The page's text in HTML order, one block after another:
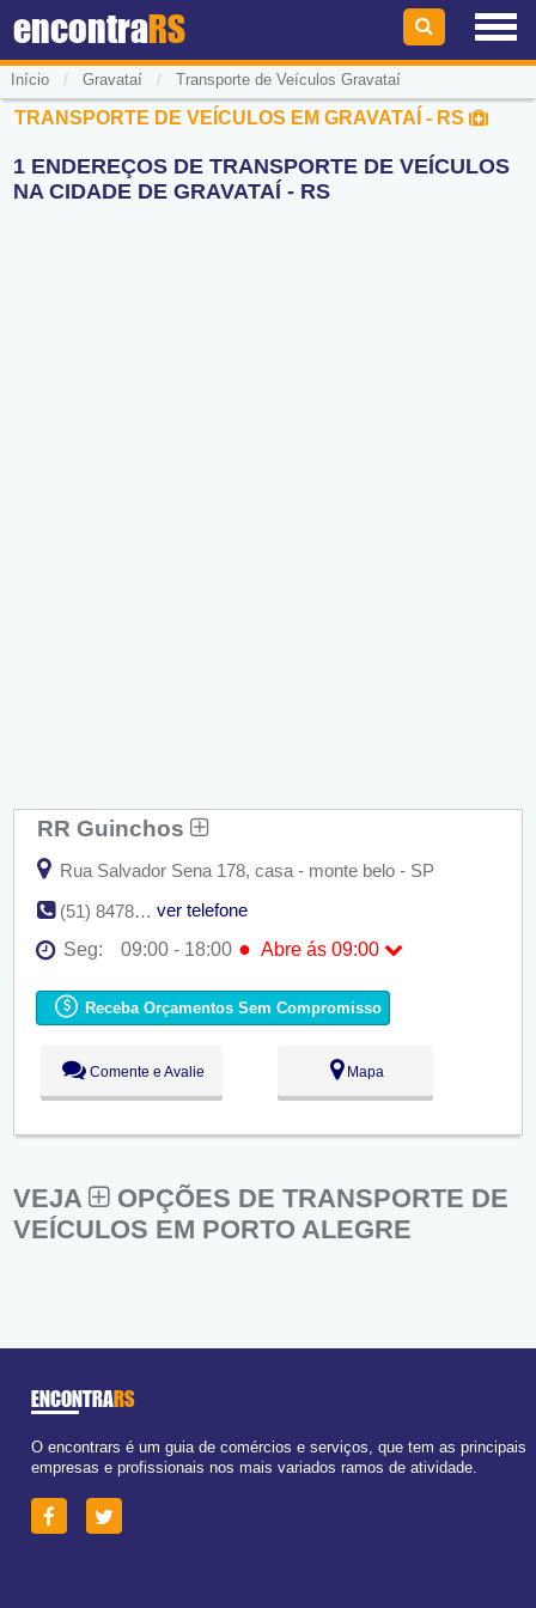
encontraRS
Início / Gravataí / Transporte de Veículos Gravataí
TRANSPORTE DE VEÍCULOS EM GRAVATAÍ - RS
1 ENDEREÇOS DE TRANSPORTE DE VEÍCULOS
NA CIDADE DE GRAVATAÍ - RS
RR Guinchos
Rua Salvador Sena 178, casa - monte belo - SP
(51) 8478-3232 | (51) 9149-4997
ver telefone
Seg:
09:00 - 18:00 ● Abre ás 09:00
Ter:
09:00 - 18:00
Qua:
09:00 - 18:00
Sex:
09:00 - 18:00
Receba Orçamentos Sem Compromisso
Comente e Avalie Mapa
VEJA
OPÇÕES DE TRANSPORTE DE
VEÍCULOS EM PORTO ALEGRE
ENCONTRARS
O encontrars é um guia de comércios e serviços, que tem as principais
empresas e profissionais nos mais variados ramos de atividade.